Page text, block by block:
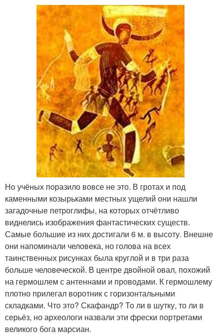
Но учёных поразило вовсе не это. В гротах и под
каменными козырьками местных ущелий они нашли
загадочные петроглифы, на которых отчётливо
виднелись изображения фантастических существ.
Самые большие из них достигали 6 м. в высоту. Внешне
они напоминали человека, но голова на всех
таинственных рисунках была круглой и в три раза
больше человеческой. В центре двойной овал, похожий
на гермошлем с антеннами и проводами. К гермошлему
плотно прилегал воротник с горизонтальными
складками. Что это? Скафандр? То ли в шутку, то ли в
серьёз, но археологи назвали эти фрески портретами
великого бога марсиан.